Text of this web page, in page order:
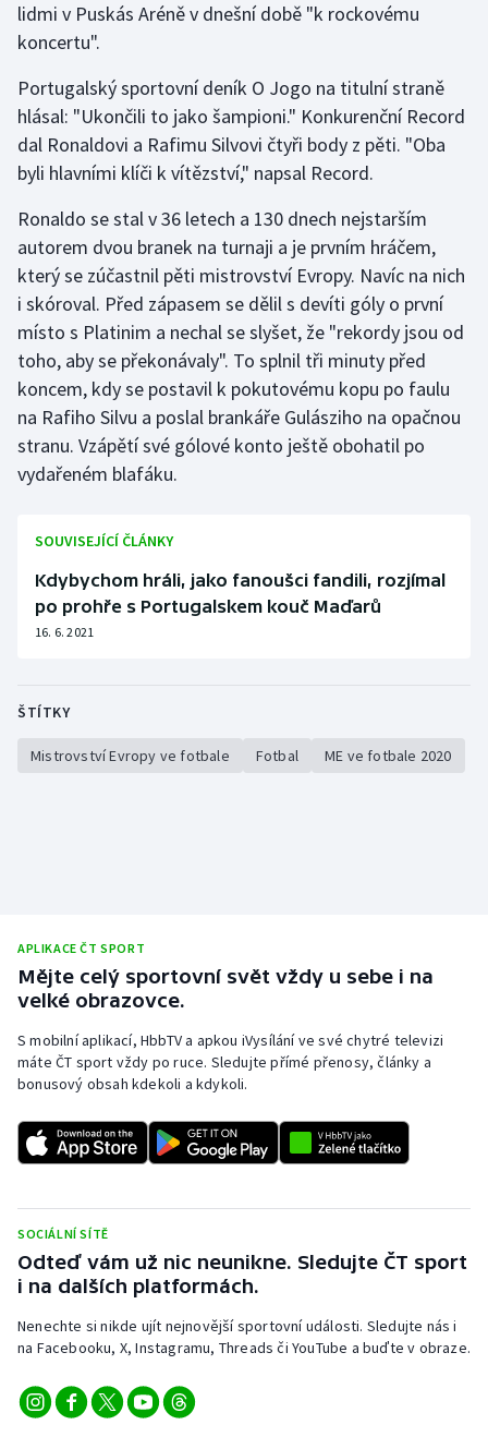
Short track
Sportovní střelba
Stolní tenis
Veslování
Vodní slalom
Ostatní
lidmi v Puskás Aréně v dnešní době "k rockovému
koncertu".
Portugalský sportovní deník O Jogo na titulní straně
hlásal: "Ukončili to jako šampioni." Konkurenční Record
dal Ronaldovi a Rafimu Silvovi čtyři body z pěti. "Oba
byli hlavními klíči k vítězství," napsal Record.
Ronaldo se stal v 36 letech a 130 dnech nejstarším
autorem dvou branek na turnaji a je prvním hráčem,
který se zúčastnil pěti mistrovství Evropy. Navíc na nich
i skóroval. Před zápasem se dělil s devíti góly o první
místo s Platinim a nechal se slyšet, že "rekordy jsou od
toho, aby se překonávaly". To splnil tři minuty před
koncem, kdy se postavil k pokutovému kopu po faulu
na Rafiho Silvu a poslal brankáře Gulásziho na opačnou
stranu. Vzápětí své gólové konto ještě obohatil po
vydařeném blafáku.
SOUVISEJÍCÍ ČLÁNKY
Kdybychom hráli, jako fanoušci fandili, rozjímal
po prohře s Portugalskem kouč Maďarů
16. 6. 2021
ŠTÍTKY
Mistrovství Evropy ve fotbale Fotbal ME ve fotbale 2020
APLIKACE ČT SPORT
Mějte celý sportovní svět vždy u sebe i na
velké obrazovce.
S mobilní aplikací, HbbTV a apkou iVysílání ve své chytré televizi
máte ČT sport vždy po ruce. Sledujte přímé přenosy, články a
bonusový obsah kdekoli a kdykoli.
SOCIÁLNÍ SÍTĚ
Odteď vám už nic neunikne. Sledujte ČT sport
i na dalších platformách.
Nenechte si nikde ujít nejnovější sportovní události. Sledujte nás i
na Facebooku, X, Instagramu, Threads či YouTube a buďte v obraze.